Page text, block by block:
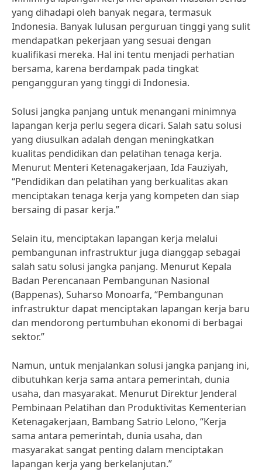
yang dihadapi oleh banyak negara, termasuk
Indonesia. Banyak lulusan perguruan tinggi yang sulit
mendapatkan pekerjaan yang sesuai dengan
kualifikasi mereka. Hal ini tentu menjadi perhatian
bersama, karena berdampak pada tingkat
pengangguran yang tinggi di Indonesia.
Solusi jangka panjang untuk menangani minimnya
lapangan kerja perlu segera dicari. Salah satu solusi
yang diusulkan adalah dengan meningkatkan
kualitas pendidikan dan pelatihan tenaga kerja.
Menurut Menteri Ketenagakerjaan, Ida Fauziyah,
“Pendidikan dan pelatihan yang berkualitas akan
menciptakan tenaga kerja yang kompeten dan siap
bersaing di pasar kerja.”
Selain itu, menciptakan lapangan kerja melalui
pembangunan infrastruktur juga dianggap sebagai
salah satu solusi jangka panjang. Menurut Kepala
Badan Perencanaan Pembangunan Nasional
(Bappenas), Suharso Monoarfa, “Pembangunan
infrastruktur dapat menciptakan lapangan kerja baru
dan mendorong pertumbuhan ekonomi di berbagai
sektor.”
Namun, untuk menjalankan solusi jangka panjang ini,
dibutuhkan kerja sama antara pemerintah, dunia
usaha, dan masyarakat. Menurut Direktur Jenderal
Pembinaan Pelatihan dan Produktivitas Kementerian
Ketenagakerjaan, Bambang Satrio Lelono, “Kerja
sama antara pemerintah, dunia usaha, dan
masyarakat sangat penting dalam menciptakan
lapangan kerja yang berkelanjutan.”